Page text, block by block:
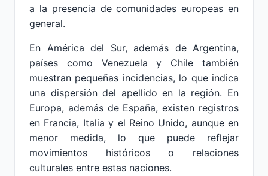
a la presencia de comunidades europeas en
general.
En América del Sur, además de Argentina,
países como Venezuela y Chile también
muestran pequeñas incidencias, lo que indica
una dispersión del apellido en la región. En
Europa, además de España, existen registros
en Francia, Italia y el Reino Unido, aunque en
menor medida, lo que puede reflejar
movimientos históricos o relaciones
culturales entre estas naciones.